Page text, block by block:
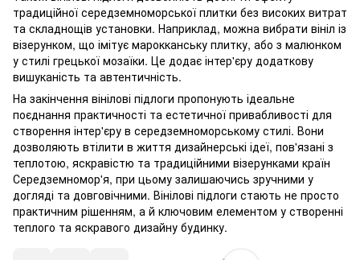
традиційної середземноморської плитки без високих витрат
та складнощів установки. Наприклад, можна вибрати вініл із
візерунком, що імітує марокканську плитку, або з малюнком
у стилі грецької мозаїки. Це додає інтер'єру додаткову
вишуканість та автентичність.
На закінчення вінілові підлоги пропонують ідеальне
поєднання практичності та естетичної привабливості для
створення інтер'єру в середземноморському стилі. Вони
дозволяють втілити в життя дизайнерські ідеї, пов'язані з
теплотою, яскравістю та традиційними візерунками країн
Середземномор'я, при цьому залишаючись зручними у
догляді та довговічними. Вінілові підлоги стають не просто
практичним рішенням, а й ключовим елементом у створенні
теплого та яскравого дизайну будинку.